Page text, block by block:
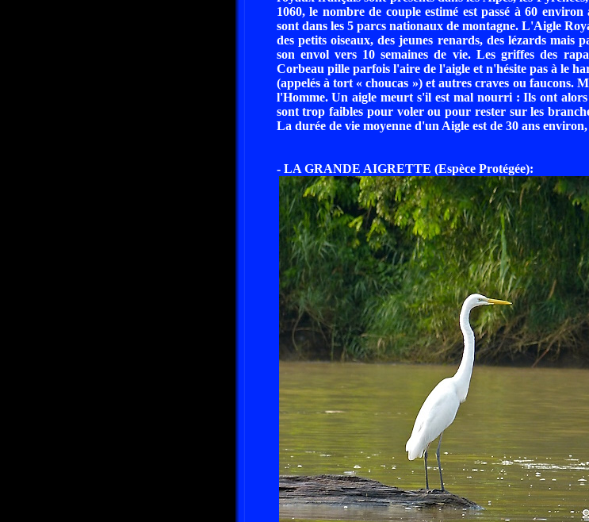
1060, le nombre de couple estimé est passé à 60
sont dans les 5 parcs nationaux de montagne. L'Aigle
des petits oiseaux, des jeunes renards, des lézards mais
son envol vers 10 semaines de vie. Les griffes des
Corbeau pille parfois l'aire de l'aigle et n'hésite pas à le
(appelés à tort « choucas ») et autres craves ou faucons.
l'Homme. Un aigle meurt s'il est mal nourri : Ils ont
sont trop faibles pour voler ou pour rester sur les
La durée de vie moyenne d'un Aigle est de 30 ans
- LA GRANDE AIGRETTE (Espèce Protégée):